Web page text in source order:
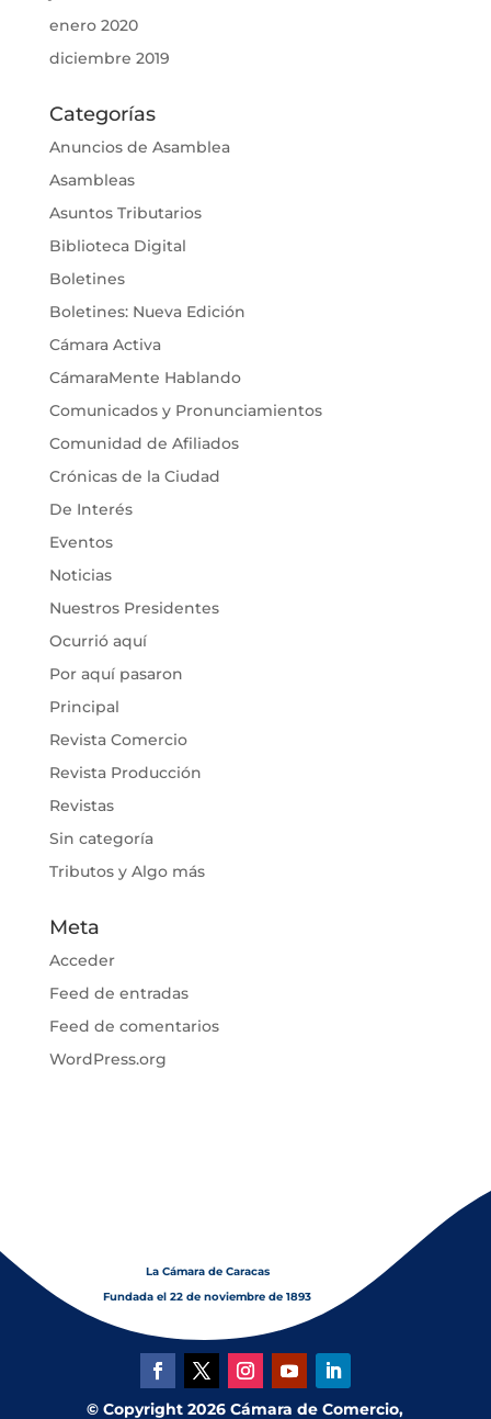
enero 2020
diciembre 2019
Categorías
Anuncios de Asamblea
Asambleas
Asuntos Tributarios
Biblioteca Digital
Boletines
Boletines: Nueva Edición
Cámara Activa
CámaraMente Hablando
Comunicados y Pronunciamientos
Comunidad de Afiliados
Crónicas de la Ciudad
De Interés
Eventos
Noticias
Nuestros Presidentes
Ocurrió aquí
Por aquí pasaron
Principal
Revista Comercio
Revista Producción
Revistas
Sin categoría
Tributos y Algo más
Meta
Acceder
Feed de entradas
Feed de comentarios
WordPress.org
La Cámara de Caracas
Fundada el 22 de noviembre de 1893
© Copyright 2026 Cámara de Comercio,